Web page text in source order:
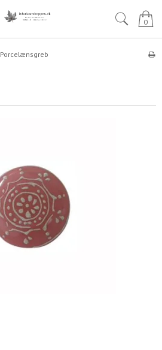
0
Porcelænsgreb